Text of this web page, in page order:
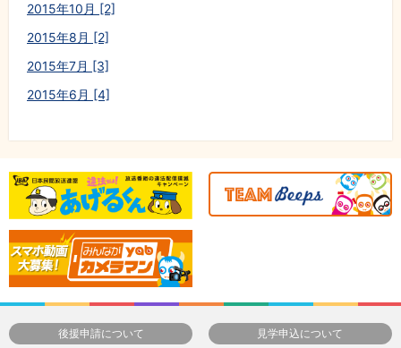
2015年10月 [2]
2015年8月 [2]
2015年7月 [3]
2015年6月 [4]
後援申請について 見学申込について